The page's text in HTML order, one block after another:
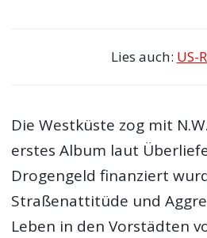
Lies auch: US-
Die Westküste zog mit
erstes Album laut
Drogengeld finanziert
Straßenattitüde und
Leben in den Vorstädten